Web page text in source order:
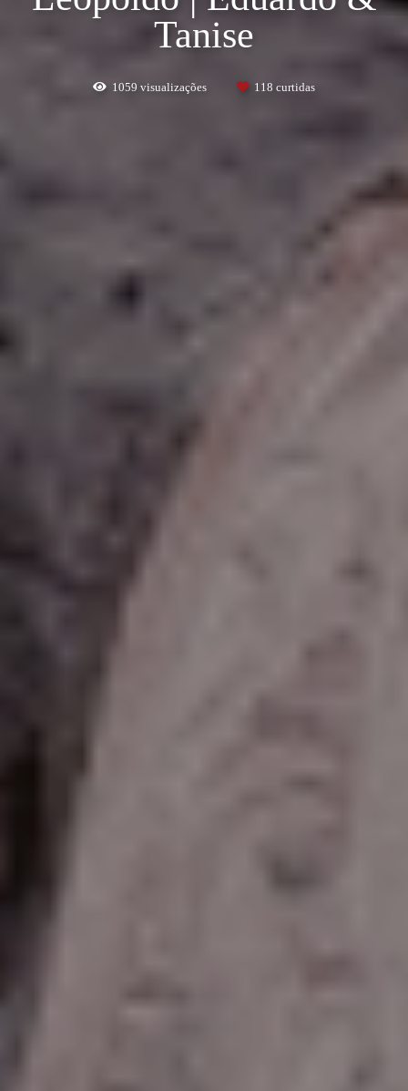
Tanise
1059 visualizações 118 curtidas